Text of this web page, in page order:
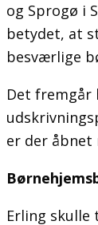
og Sprogø i
betydet, at
besværlige
Det fremgår
er der åbnet
Erling